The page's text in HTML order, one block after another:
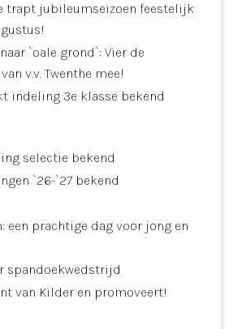
trapt jubileumseizoen feestelijk
`oale grond`: Vier de
v.v. Twenthe mee!
indeling 3e klasse bekend
selectie bekend
`26-`27 bekend
een prachtige dag voor jong en
spandoekwedstrijd
van Kilder en promoveert!